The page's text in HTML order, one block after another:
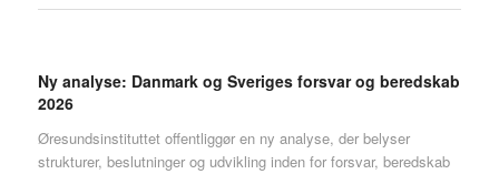
Ny analyse: Danmark og Sveriges forsvar og beredskab
2026
Øresundsinstituttet offentliggør en ny analyse, der belyser
strukturer, beslutninger og udvikling inden for forsvar, beredskab